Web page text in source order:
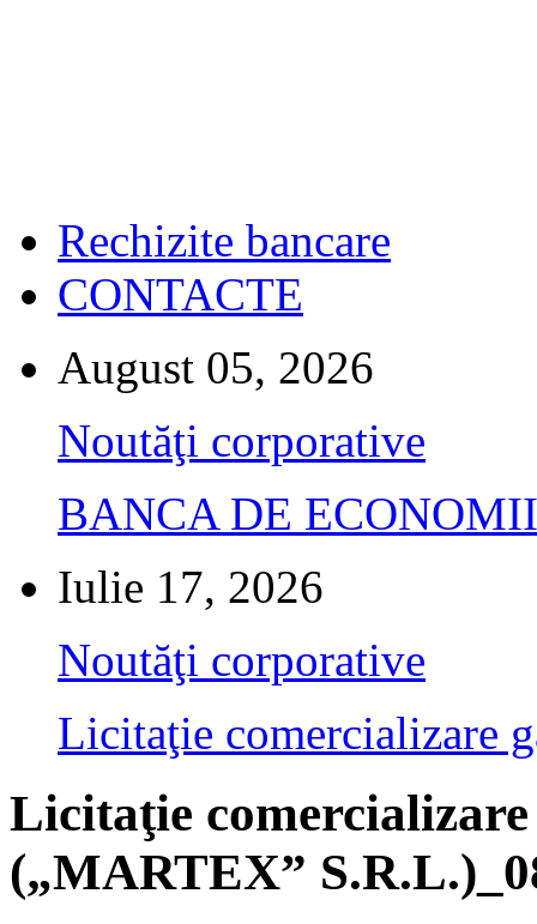
Rechizite bancare
CONTACTE
August 05, 2026
Noutăţi corporative
BANCA DE
Iulie 17, 2026
Noutăţi corporative
Licitaţie comercializare
Licitaţie
(„MARTEX”